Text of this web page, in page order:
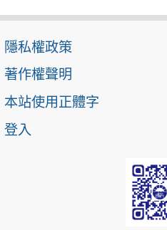
隱私權政策
著作權聲明
本站使用正體字
登入